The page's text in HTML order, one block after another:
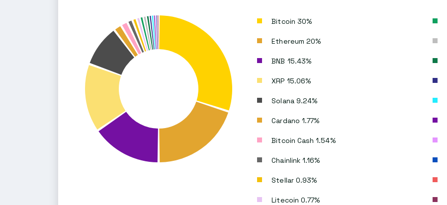
Bitcoin 30%
Ethereum 20%
BNB 15.43%
XRP 15.06%
Solana 9.24%
Cardano 1.77%
Bitcoin Cash 1.54%
Chainlink 1.16%
Stellar 0.93%
Litecoin 0.77%